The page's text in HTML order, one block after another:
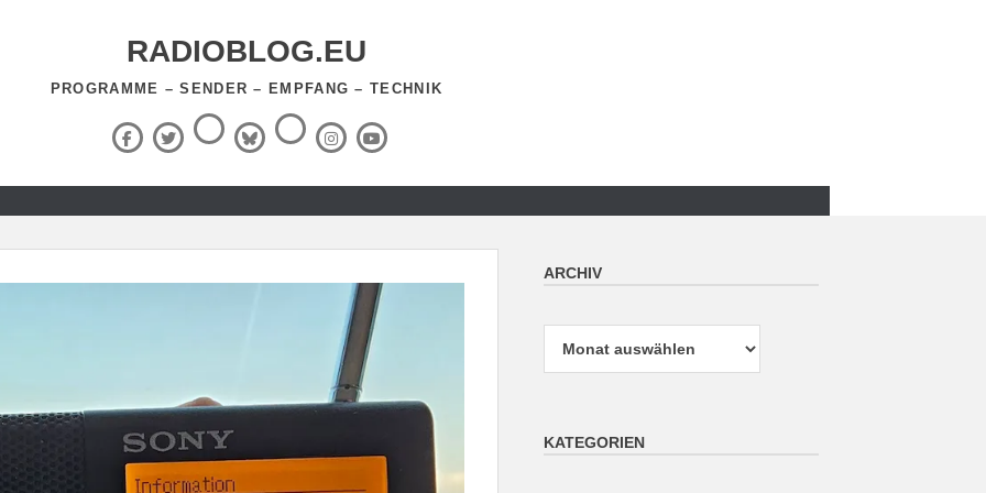
RADIOBLOG.EU
PROGRAMME – SENDER – EMPFANG – TECHNIK
Facebook
X
(Twitter)
ThreadsBlueSky
RSS-
Feed InstagramYouTube
ARCHIV
KATEGORIEN